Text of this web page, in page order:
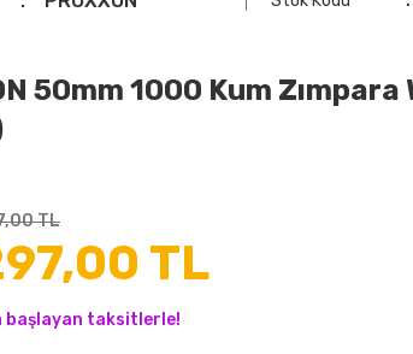
50mm 1000 Kum
TL
TL
başlayan taksitlerle!